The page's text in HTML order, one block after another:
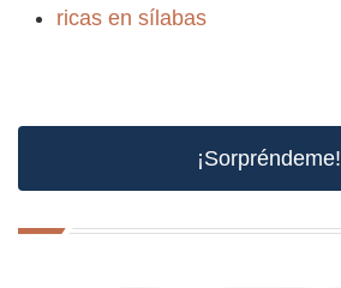
ricas en sílabas
¡Sorpréndeme!